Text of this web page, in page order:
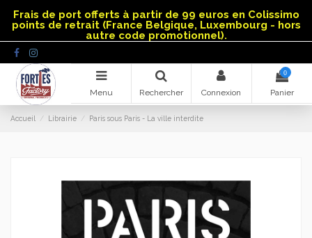
Frais de port offerts à partir de 99 euros en Colissimo
points de retrait (France Belgique, Luxembourg - hors
autre code promotionnel).
Menu Rechercher Connexion
0
Panier
Accueil Librairie Paris sous Paris - La ville interdite